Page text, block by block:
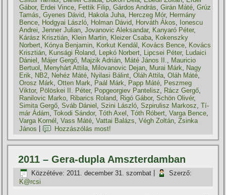
Gábor, Erdei Vince, Fettik Filip,Gárdos András,Girán Máté,Grúz
Tamás,Gyenes Dávid, Hakola Juha, Herczeg Mór, Hermány
Bence, Hodgyai László, Holman Dávid, Horváth Ákos, Ionescu
Andrei,Jenner Julian,Jovanovic Aleksandar, Kanyaró Péter,
Kárász Krisztián, Klein Martin, Kleizer Csaba, Kokenszky
Norbert, Kónya Benjamin, Korkut Kendál , Kovács Bence, Kovács
Krisztián, Kunsági Roland, Lepkó Norbert, Lipcsei Péter, Ludaici
Dániel , Májer Gergő, Majzik Adrián, Máté János II., Mauricio
Bertuol , Menyhárt Attila, Milovanovic Dejan, Murai Márk, Nagy
Erik, NB2, Nehéz Máté, Nyilasi Bálint,Oláh Attila,Oláh Máté,
Orosz Márk,Otten Mark, Paál Márk, Papp Máté, Peszmeg
Viktor, Pölöskei II. Péter, Popgeorgiev Pantelisz, Rácz Gergő,
Ranilovic Marko, Ribarics Roland, Rigó Gábor,Schön Olivér,
Simita Gergő,Sváb Dániel ,Szini László,Szpirulisz Markosz,Tí­
már Ádám,Tokodi Sándor,Tóth Axel ,Tóth Róbert,Varga Bence,
Varga Kornél ,Vass Máté,Vattai Balázs,Végh Zoltán,Zsinka
János
Hozzászólás most!
2011 – Gera-dupla Amszterdamban
Közzétéve: 2011. december 31. szombat
Szerző:
K@rcsi